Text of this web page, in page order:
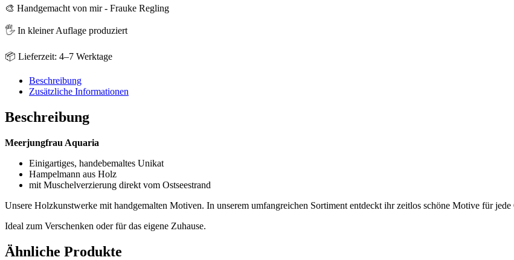
🎨 Handgemacht von mir - Frauke Regling
🖐️ In kleiner Auflage produziert
📦 Lieferzeit: 4–7 Werktage
Beschreibung
Zusätzliche Informationen
Beschreibung
Meerjungfrau Aquaria
Einigartiges, handebemaltes Unikat
Hampelmann aus Holz
mit Muschelverzierung direkt vom Ostseestrand
Unsere Holzkunstwerke mit handgemalten Motiven. In unserem umfangreichen Sortiment entdeckt ihr zeitlos schöne Motive für
Ideal zum Verschenken oder für das eigene Zuhause.
Ähnliche Produkte